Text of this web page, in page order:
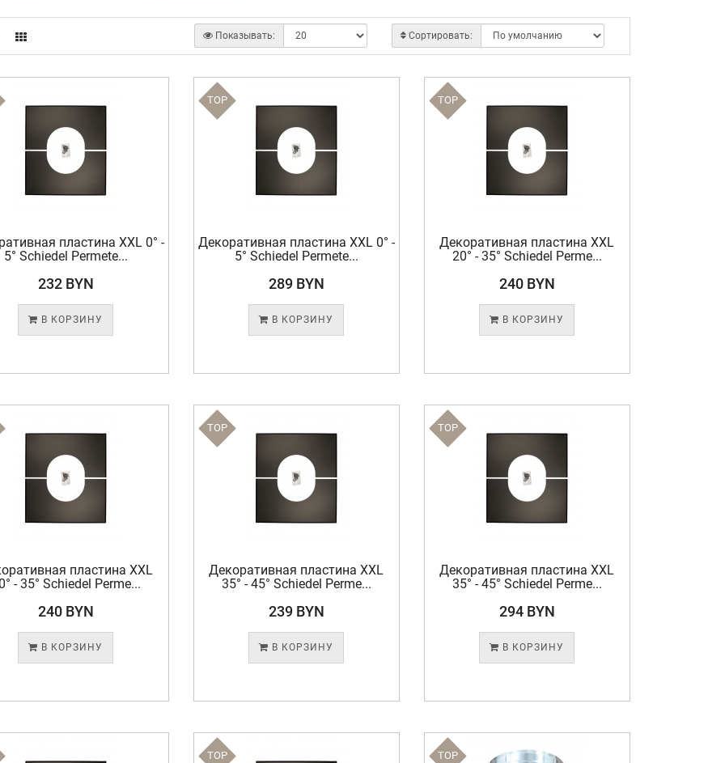
Сортировать:
Показывать:
пластина XXL 0° -
5° Schiedel Permete...
232 BYN
В КОРЗИНУ
TOP
Декоративная пластина XXL 0° -
5° Schiedel Permete...
289 BYN
В КОРЗИНУ
TOP
Декоративная пластина XXL
20° - 35° Schiedel Perme...
240 BYN
В КОРЗИНУ
пластина XXL
- 35° Schiedel Perme...
240 BYN
В КОРЗИНУ
TOP
Декоративная пластина XXL
35° - 45° Schiedel Perme...
239 BYN
В КОРЗИНУ
TOP
Декоративная пластина XXL
35° - 45° Schiedel Perme...
294 BYN
В КОРЗИНУ
TOP TOP